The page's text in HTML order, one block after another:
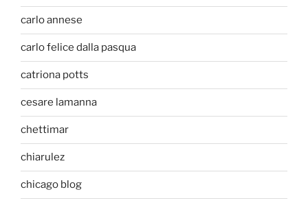
carlo annese
carlo felice dalla pasqua
catriona potts
cesare lamanna
chettimar
chiarulez
chicago blog